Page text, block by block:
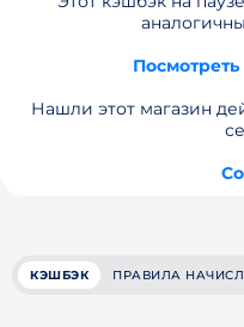
Нашли этот магазин
КЭШБЭК ПРАВИЛА